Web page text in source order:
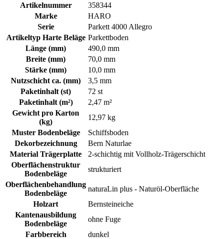
Artikelnummer
358344
Marke
HARO
Serie
Parkett 4000 Allegro
Artikeltyp Harte Beläge Parkettboden
Länge (mm)
490,0 mm
Breite (mm)
70,0 mm
Stärke (mm)
10,0 mm
Nutzschicht ca. (mm)
3,5 mm
Paketinhalt (st)
72 st
Paketinhalt (m²)
2,47 m²
Gewicht pro Karton
(kg)
12,97 kg
Muster Bodenbeläge
Schiffsboden
Dekorbezeichnung
Bern Naturlae
Material Trägerplatte
2-schichtig mit Vollholz-Trägerschicht
Oberflächenstruktur
Bodenbeläge
strukturiert
Oberflächenbehandlung
Bodenbeläge
naturaLin plus - Naturöl‐Oberfläche
Holzart
Bernsteineiche
Kantenausbildung
Bodenbeläge
ohne Fuge
Farbbereich
dunkel